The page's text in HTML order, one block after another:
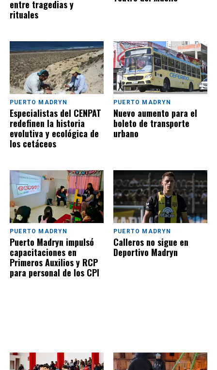
entre tragedias y
rituales
PUERTO MADRYN
Especialistas del CENPAT
redefinen la historia
evolutiva y ecológica de
los cetáceos
PUERTO MADRYN
Nuevo aumento para el
boleto de transporte
urbano
PUERTO MADRYN
Puerto Madryn impulsó
capacitaciones en
Primeros Auxilios y RCP
para personal de los CPI
PUERTO MADRYN
Calleros no sigue en
Deportivo Madryn